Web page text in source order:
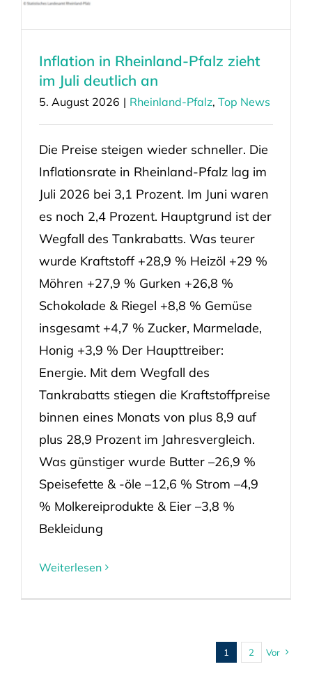
Inflation in Rheinland-Pfalz zieht
im Juli deutlich an
5. August 2026 | Rheinland-Pfalz, Top News
Die Preise steigen wieder schneller. Die
Inflationsrate in Rheinland-Pfalz lag im
Juli 2026 bei 3,1 Prozent. Im Juni waren
es noch 2,4 Prozent. Hauptgrund ist der
Wegfall des Tankrabatts. Was teurer
wurde Kraftstoff +28,9 % Heizöl +29 %
Möhren +27,9 % Gurken +26,8 %
Schokolade & Riegel +8,8 % Gemüse
insgesamt +4,7 % Zucker, Marmelade,
Honig +3,9 % Der Haupttreiber:
Energie. Mit dem Wegfall des
Tankrabatts stiegen die Kraftstoffpreise
binnen eines Monats von plus 8,9 auf
plus 28,9 Prozent im Jahresvergleich.
Was günstiger wurde Butter –26,9 %
Speisefette & -öle –12,6 % Strom –4,9
% Molkereiprodukte & Eier –3,8 %
Bekleidung
Weiterlesen
1 2 Vor